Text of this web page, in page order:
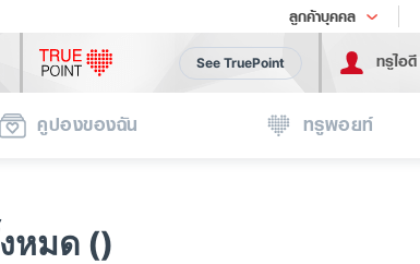
ลูกค้าบุคคล
See TruePoint ทรูไอดี
คูปองของฉัน ทรูพอยท์
หมด ()